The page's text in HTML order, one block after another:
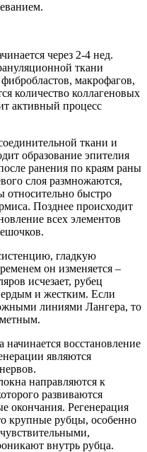
через 2-4 нед.
ткани
макрофагов,
количество коллагеновых
активный процесс
ткани и
образование эпителия
ранения по краям раны
слоя размножаются,
относительно быстро
Позднее происходит
всех элементов
гладкую
он изменяется –
исчезает, рубец
и жестким. Если
линиями Лангера, то
восстановление
являются
направляются к
развиваются
окончания. Регенерация
крупные рубцы, особенно
внутрь рубца.